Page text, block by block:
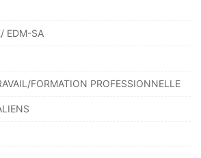
EDM-SA
FORMATION PROFESSIONNELLE